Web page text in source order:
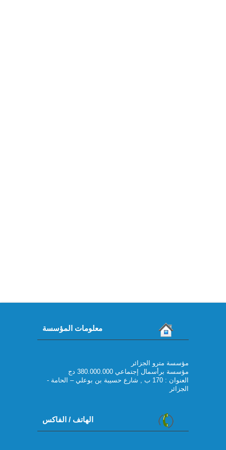
معلومات المؤسسة
مؤسسة مترو الجزائر
مؤسسة برأسمال إجتماعي 380.000.000 دج
العنوان : 170 ب , شارع حسيبة بن بوعلي – الحامة -
الجزائر
الهاتف / الفاكس